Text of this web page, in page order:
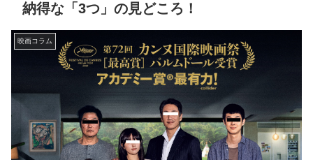
納得な「3つ」の見どころ！
映画コラム